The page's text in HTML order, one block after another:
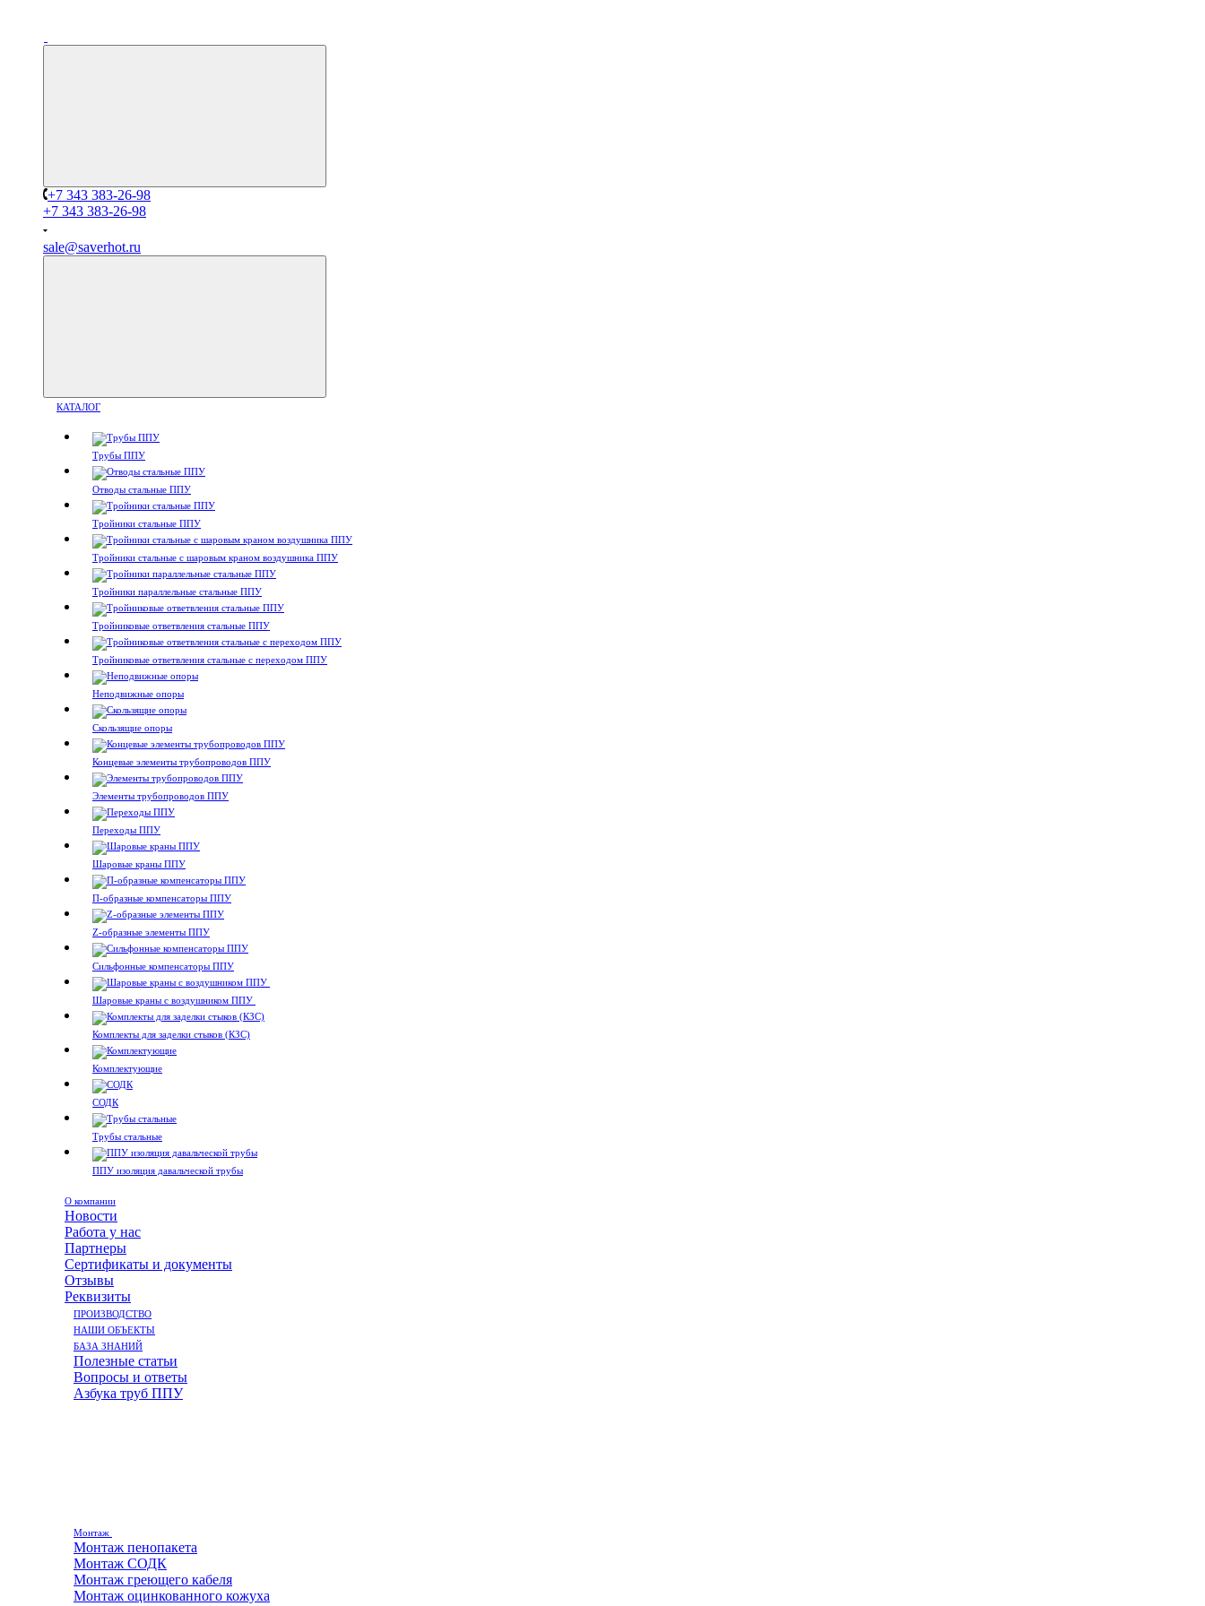
+7 343 383-26-98
+7 343 383-26-98
sale@saverhot.ru
КАТАЛОГ
Трубы ППУ
Отводы стальные ППУ
Тройники стальные ППУ
Тройники стальные с шаровым краном воздушника ППУ
Тройники параллельные стальные ППУ
Тройниковые ответвления стальные ППУ
Тройниковые ответвления стальные с переходом ППУ
Неподвижные опоры
Скользящие опоры
Концевые элементы трубопроводов ППУ
Элементы трубопроводов ППУ
Переходы ППУ
Шаровые краны ППУ
П-образные компенсаторы ППУ
Z-образные элементы ППУ
Сильфонные компенсаторы ППУ
Шаровые краны с воздушником ППУ
Комплекты для заделки стыков (КЗС)
Комплектующие
СОДК
Трубы стальные
ППУ изоляция давальческой трубы
О компании
Новости
Работа у нас
Партнеры
Сертификаты и документы
Отзывы
Реквизиты
ПРОИЗВОДСТВО
НАШИ ОБЪЕКТЫ
БАЗА ЗНАНИЙ
Полезные статьи
Вопросы и ответы
Азбука труб ППУ
Монтаж
Монтаж пенопакета
Монтаж СОДК
Монтаж греющего кабеля
Монтаж оцинкованного кожуха